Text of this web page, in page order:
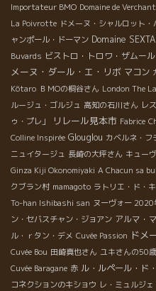
Importateur BMO Domaine de Verchant
La Poivrotte ドメーヌ・シャルロット・
ャンポール・ドーマン Domaine
Buvards ビストロ・トロワ・ザムール
メーヌ・ダール・エ・リボ マコン
Kôtaro ＢＭОの桐谷さん London The
ルージュ・ゴルジュ 高知の石川さん レ
ゥ・プレ」
リレール見本市 Fabrice
Colline Inspirée Glouglou カベルネ・
ニュイタージュ 長崎の大坪さん キュー
Ginza Kiji Okonomiyaki A Chacun sa
クブラン村 mamagoto ラトリエ・ド・
To-han Ishibashi san ヌーヴォー 2020
ン・セバスチャン・ジョアン アルマ・
ル・ｒタン・デメ Cuvée Passion ドメ
Cuvée Bou 田崎真也さん ユキさんの50
Cuvée Baragane 赤 ル・ルペール・ド
コネクションのキショウ レ・ミュルジ